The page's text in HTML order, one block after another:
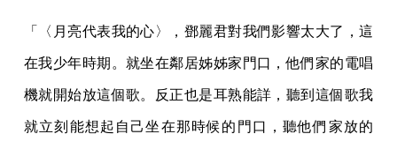
「〈月亮代表我的心〉，鄧麗君對我們影響太大了，這
在我少年時期。就坐在鄰居姊姊家門口，他們家的電唱
機就開始放這個歌。反正也是耳熟能詳，聽到這個歌我
就立刻能想起自己坐在那時候的門口，聽他們家放的